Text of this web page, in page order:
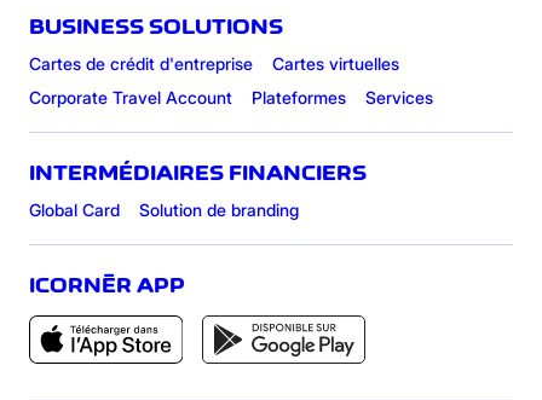
BUSINESS SOLUTIONS
Cartes de crédit d'entreprise
Cartes virtuelles
Corporate Travel Account
Plateformes Services
INTERMÉDIAIRES FINANCIERS
Global Card Solution de branding
ICORNÈR APP